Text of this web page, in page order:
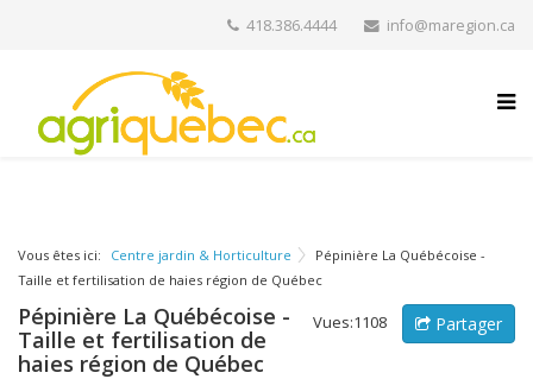
418.386.4444 info@maregion.ca
Vous êtes ici: Centre jardin & Horticulture
Pépinière La Québécoise -
Taille et fertilisation de haies région de Québec
Vues:1108 Partager
Pépinière La Québécoise -
Taille et fertilisation de
haies région de Québec